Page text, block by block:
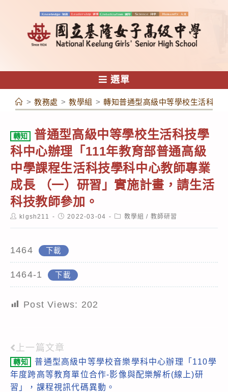
容
選單
> 教務處 > 教學組 > 轉知普通型高級中等學校生活科技
轉知
普通型高級中等學校生活科技學
科中心辦理「111年教育部普通高級
中學課程生活科技學科中心教師專業
成長 （一）研習」實施計畫，請生活
科技教師參加。
Postklgsh211
Post2022-03-04
Post教學組 / 教師研習
1464 下載
1464-1 下載
Post Views: 202
Read
more
articles
上一篇文章
轉知
普通型高級中等學校音樂學科中心辦理「110學
年度跨高等教育單位合作-影像與配樂解析(線上)研
習」，課程視訊代碼異動。